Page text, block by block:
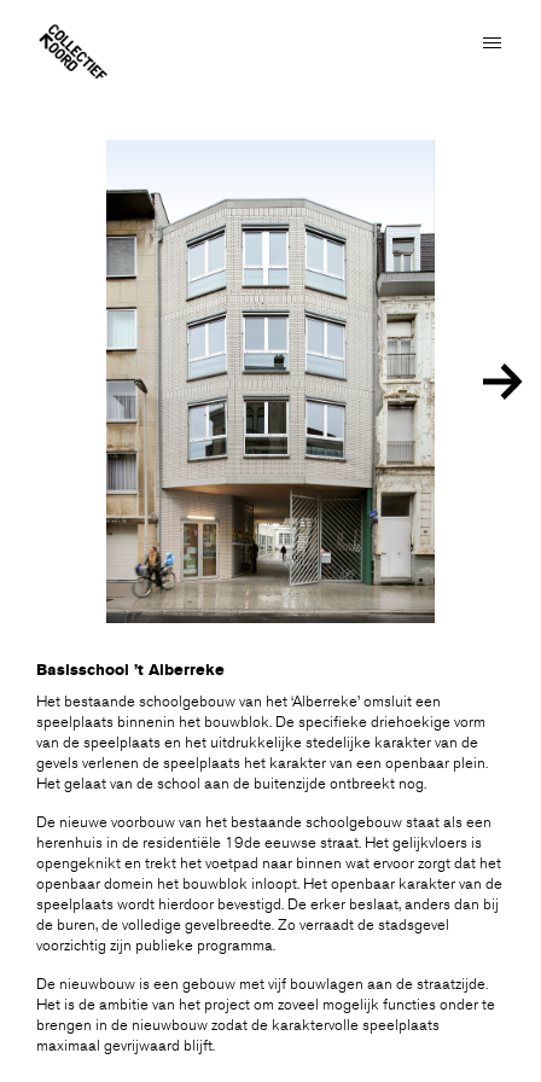
Basisschool ’t Alberreke
Het bestaande schoolgebouw van het ‘Alberreke’ omsluit een
speelplaats binnenin het bouwblok. De specifieke driehoekige vorm
van de speelplaats en het uitdrukkelijke stedelijke karakter van de
gevels verlenen de speelplaats het karakter van een openbaar plein.
Het gelaat van de school aan de buitenzijde ontbreekt nog.
De nieuwe voorbouw van het bestaande schoolgebouw staat als een
herenhuis in de residentiële 19de eeuwse straat. Het gelijkvloers is
opengeknikt en trekt het voetpad naar binnen wat ervoor zorgt dat het
openbaar domein het bouwblok inloopt. Het openbaar karakter van de
speelplaats wordt hierdoor bevestigd. De erker beslaat, anders dan bij
de buren, de volledige gevelbreedte. Zo verraadt de stadsgevel
voorzichtig zijn publieke programma.
De nieuwbouw is een gebouw met vijf bouwlagen aan de straatzijde.
Het is de ambitie van het project om zoveel mogelijk functies onder te
brengen in de nieuwbouw zodat de karaktervolle speelplaats
maximaal gevrijwaard blijft.